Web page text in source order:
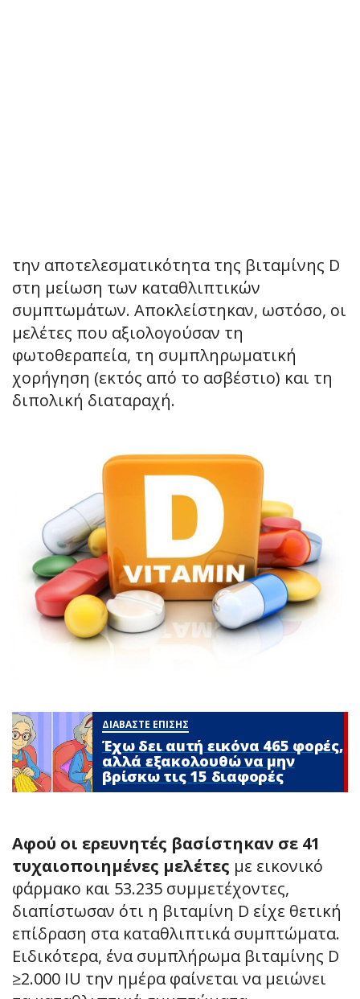
την αποτελεσματικότητα της βιταμίνης D
στη μείωση των καταθλιπτικών
συμπτωμάτων. Αποκλείστηκαν, ωστόσο, οι
μελέτες που αξιολογούσαν τη
φωτοθεραπεία, τη συμπληρωματική
χορήγηση (εκτός από το ασβέστιο) και τη
διπολική διαταραχή.
ΔΙΑΒΑΣΤΕ ΕΠΙΣΗΣ
Έχω δει αuτή εικόνα 465 φορές,
αλλά εξακολουθώ να μην
βρίσκω τις 15 διαφορές
Αφού οι ερευνητές βασίστηκαν σε 41
τυχαιοποιημένες μελέτες με εικονικό
φάρμακο και 53.235 συμμετέχοντες,
διαπίστωσαν ότι η βιταμίνη D είχε θετική
επίδραση στα καταθλιπτικά συμπτώματα.
Ειδικότερα, ένα συμπλήρωμα βιταμίνης D
≥2.000 IU την ημέρα φαίνεται να μειώνει